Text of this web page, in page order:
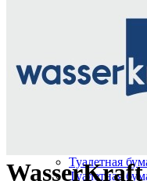
Расходные
Бумажные
Бумажные
Жидкое мыло
Картриджи и
Листовые
Туалетная
Туалетная